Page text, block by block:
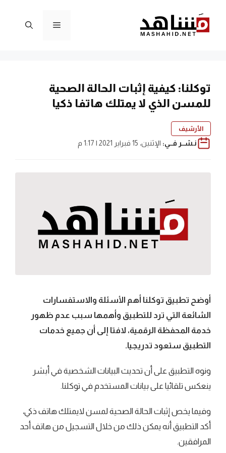
المحتوى
القائمة
توكلنا: كيفية إثبات الحالة الصحية
للمسن الذي لا يمتلك هاتفا ذكيا
الأرشيف
نـشــر فــي: الإثنين، 15 فبراير 2021 | 1:17 م
أوضح تطبيق توكلنا أهم الأسئلة والاستفسارات
الشائعة التي ترد للتطبيق وأهمها سبب عدم ظهور
خدمة المحفظة الرقمية، لافتا إلى أن جميع خدمات
التطبيق ستعود تدريجيا.
ونوه التطبيق على أن تحديث البيانات الشخصية في أبشر
ينعكس تلقائيا على بيانات المستخدم في توكلنا.
وفيما يخص إثبات الحالة الصحية لمسن لايمتلك هاتف ذكي،
أكد التطبيق أنه يمكن ذلك من خلال التسجيل من هاتف أحد
المرافقين.